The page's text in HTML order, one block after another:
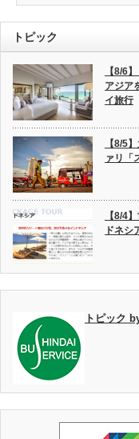
トピック
【8/6
アジア
イ旅行
【8/5
ァリ「
【8/4
ドネシ
トピック